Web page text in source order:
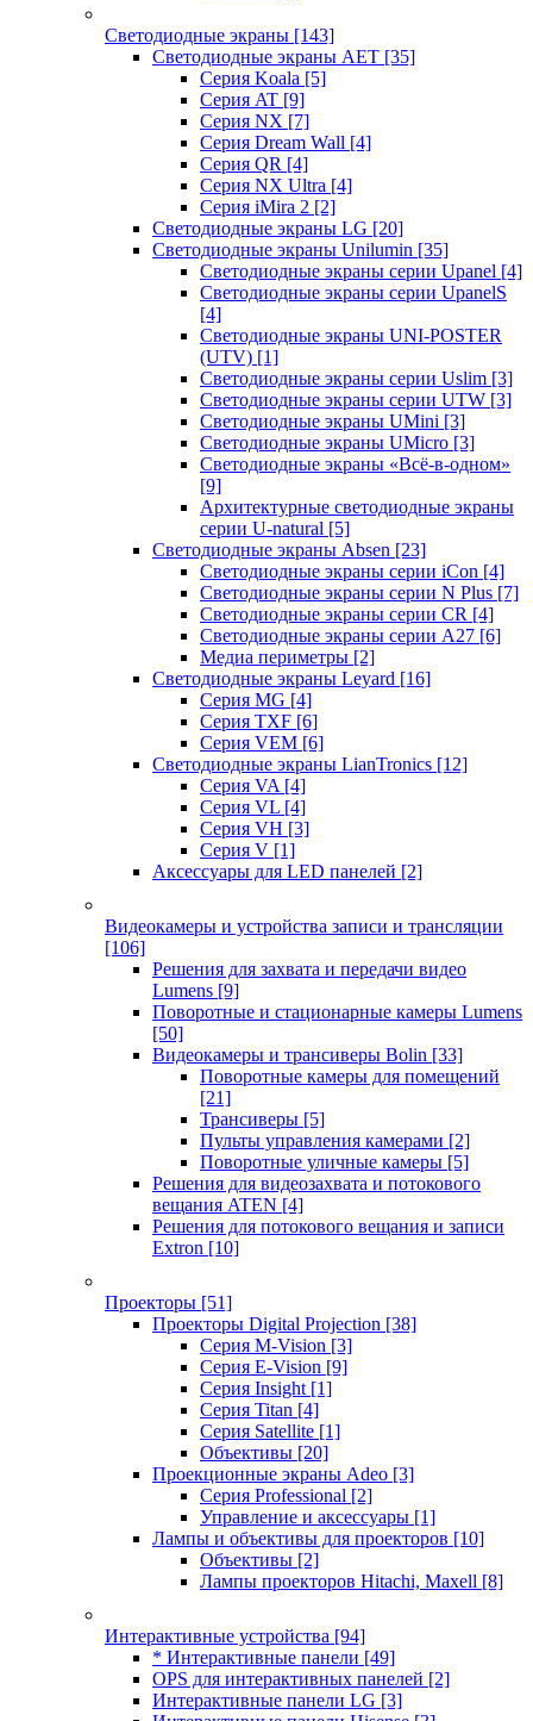
Светодиодные экраны [143]
Светодиодные экраны AET [35]
Cерия Koala [5]
Серия AT [9]
Серия NX [7]
Серия Dream Wall [4]
Серия QR [4]
Серия NX Ultra [4]
Серия iMira 2 [2]
Светодиодные экраны LG [20]
Светодиодные экраны Unilumin [35]
Светодиодные экраны серии Upanel [4]
Светодиодные экраны серии UpanelS
[4]
Светодиодные экраны UNI-POSTER
(UTV) [1]
Светодиодные экраны серии Uslim [3]
Светодиодные экраны серии UTW [3]
Светодиодные экраны UMini [3]
Светодиодные экраны UMicro [3]
Светодиодные экраны «Всё-в-одном»
[9]
Архитектурные светодиодные экраны
серии U-natural [5]
Светодиодные экраны Absen [23]
Светодиодные экраны серии iCon [4]
Светодиодные экраны серии N Plus [7]
Светодиодные экраны серии CR [4]
Светодиодные экраны серии А27 [6]
Медиа периметры [2]
Светодиодные экраны Leyard [16]
Серия MG [4]
Серия TXF [6]
Серия VEM [6]
Светодиодные экраны LianTronics [12]
Серия VA [4]
Серия VL [4]
Серия VH [3]
Серия V [1]
Аксессуары для LED панелей [2]
Видеокамеры и устройства записи и трансляции
[106]
Решения для захвата и передачи видео
Lumens [9]
Поворотные и стационарные камеры Lumens
[50]
Видеокамеры и трансиверы Bolin [33]
Поворотные камеры для помещений
[21]
Трансиверы [5]
Пульты управления камерами [2]
Поворотные уличные камеры [5]
Решения для видеозахвата и потокового
вещания ATEN [4]
Решения для потокового вещания и записи
Extron [10]
Проекторы [51]
Проекторы Digital Projection [38]
Серия M-Vision [3]
Серия E-Vision [9]
Серия Insight [1]
Серия Titan [4]
Серия Satellite [1]
Объективы [20]
Проекционные экраны Adeo [3]
Серия Professional [2]
Управление и аксессуары [1]
Лампы и объективы для проекторов [10]
Объективы [2]
Лампы проекторов Hitachi, Maxell [8]
Интерактивные устройства [94]
* Интерактивные панели [49]
OPS для интерактивных панелей [2]
Интерактивные панели LG [3]